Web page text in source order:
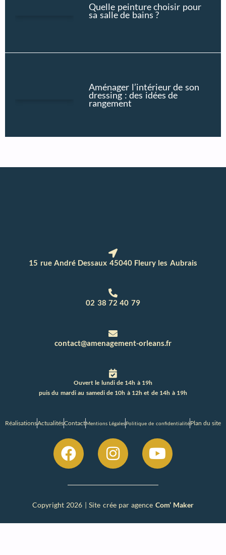
Quelle peinture choisir pour
sa salle de bains ?
Aménager l’intérieur de son
dressing : des idées de
rangement
15 rue André Dessaux 45040 Fleury les Aubrais
02 38 72 40 79
contact@amenagement-orleans.fr
Ouvert le lundi de 14h à 19h
puis du mardi au samedi de 10h à 12h et de 14h à 19h
RéalisationsActualitésContactMentions LégalesPolitique de confidentialitéPlan du site
Copyright 2026 | Site crée par agence Com’ Maker